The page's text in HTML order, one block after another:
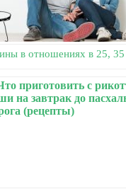
в отношениях в 25, 35